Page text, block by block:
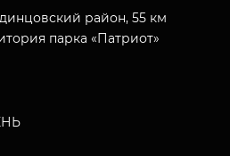
район, 55 км
парка «Патриот»